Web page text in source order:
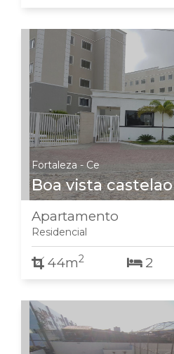
Fortaleza - Ce
Boa vista castelao
Apartamento
Residencial
44m2 2